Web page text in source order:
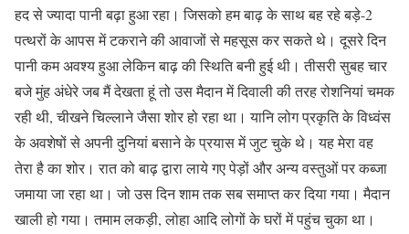
हद से ज्यादा पानी बढ़ा हुआ रहा। जिसको हम बाढ़ के साथ बह रहे बड़े-2
पत्थरों के आपस में टकराने की आवाजों से महसूस कर सकते थे। दूसरे दिन
पानी कम अवश्य हुआ लेकिन बाढ़ की स्थिति बनी हुई थी। तीसरी सुबह चार
बजे मुंह अंधेरे जब मैं देखता हूं तो उस मैदान में दिवाली की तरह रोशनियां चमक
रही थी, चीखने चिल्लाने जैसा शोर हो रहा था। यानि लोग प्रकृति के विध्वंस
के अवशेषों से अपनी दुनियां बसाने के प्रयास में जुट चुके थे। यह मेरा वह
तेरा है का शोर। रात को बाढ़ द्वारा लाये गए पेड़ों और अन्य वस्तुओं पर कब्जा
जमाया जा रहा था। जो उस दिन शाम तक सब समाप्त कर दिया गया। मैदान
खाली हो गया। तमाम लकड़ी, लोहा आदि लोगों के घरों में पहुंच चुका था।